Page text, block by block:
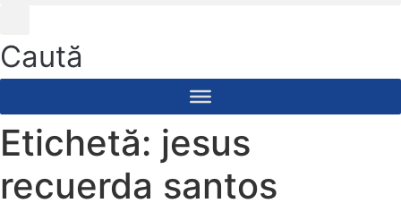
Caută
Etichetă: jesus
recuerda santos